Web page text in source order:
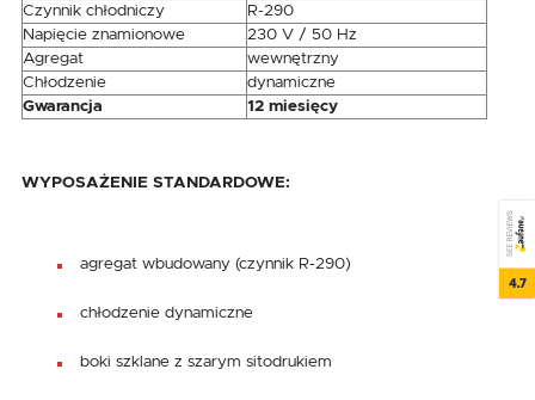
Czynnik chłodniczy
R-290
Napięcie znamionowe
230 V / 50 Hz
Agregat
wewnętrzny
Chłodzenie
dynamiczne
Gwarancja
12 miesięcy
WYPOSAŻENIE STANDARDOWE:
agregat wbudowany (czynnik R-290)
chłodzenie dynamiczne
boki szklane z szarym sitodrukiem
SEE REVIEWS
4.7